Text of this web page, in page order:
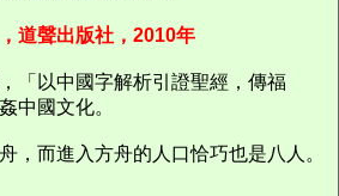
道聲出版社，2010年
「以中國字解析引證聖經，傳福
中國文化。
，而進入方舟的人口恰巧也是八人。